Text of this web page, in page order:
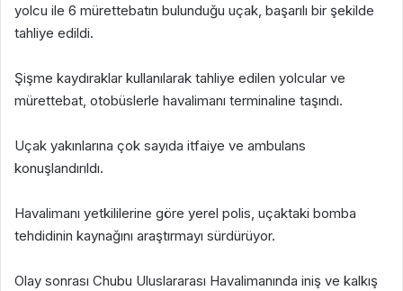
yolcu ile 6 mürettebatın bulunduğu uçak, başarılı bir şekilde
tahliye edildi.
Şişme kaydıraklar kullanılarak tahliye edilen yolcular ve
mürettebat, otobüslerle havalimanı terminaline taşındı.
Uçak yakınlarına çok sayıda itfaiye ve ambulans
konuşlandırıldı.
Havalimanı yetkililerine göre yerel polis, uçaktaki bomba
tehdidinin kaynağını araştırmayı sürdürüyor.
Olay sonrası Chubu Uluslararası Havalimanında iniş ve kalkış